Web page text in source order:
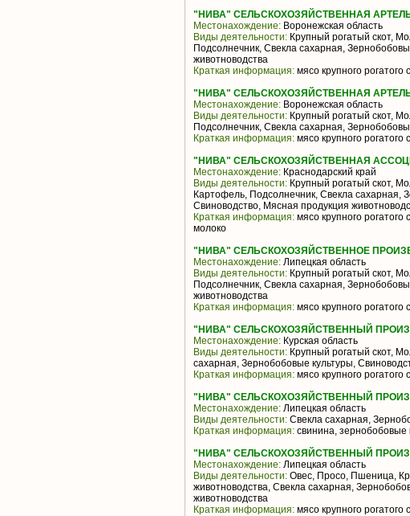
"НИВА" СЕЛЬСКОХОЗЯЙСТВЕННАЯ
Местонахождение: Воронежская область
Виды деятельности: Крупный рогатый скот,
Подсолнечник, Свекла сахарная,
животноводства
Краткая информация: мясо крупного рогатого
"НИВА" СЕЛЬСКОХОЗЯЙСТВЕННАЯ
Местонахождение: Воронежская область
Виды деятельности: Крупный рогатый скот,
Подсолнечник, Свекла сахарная,
Краткая информация: мясо крупного рогатого
"НИВА" СЕЛЬСКОХОЗЯЙСТВЕННАЯ
Местонахождение: Краснодарский край
Виды деятельности: Крупный рогатый скот,
Картофель, Подсолнечник, Свекла сахарная,
Свиноводство, Мясная продукция
Краткая информация: мясо крупного
молоко
"НИВА" СЕЛЬСКОХОЗЯЙСТВЕННОЕ
Местонахождение: Липецкая область
Виды деятельности: Крупный рогатый скот,
Подсолнечник, Свекла сахарная,
животноводства
Краткая информация: мясо крупного рогатого
"НИВА" СЕЛЬСКОХОЗЯЙСТВЕННЫЙ
Местонахождение: Курская область
Виды деятельности: Крупный рогатый скот,
сахарная, Зернобобовые культуры,
Краткая информация: мясо крупного рогатого
"НИВА" СЕЛЬСКОХОЗЯЙСТВЕННЫЙ
Местонахождение: Липецкая область
Виды деятельности: Свекла сахарная,
Краткая информация: свинина, зернобобовые
"НИВА" СЕЛЬСКОХОЗЯЙСТВЕННЫЙ
Местонахождение: Липецкая область
Виды деятельности: Овес, Просо, Пшеница,
животноводства, Свекла сахарная,
животноводства
Краткая информация: мясо крупного рогатого